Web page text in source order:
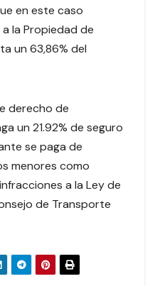
en este caso
la Propiedad de
un 63,86% del
derecho de
un 21.92% de seguro
se paga de
menores como
a la Ley de
de Transporte